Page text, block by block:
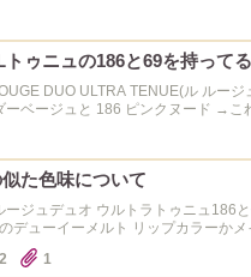
ゥニュの186と69を持って
DUO ULTRA TENUE(ル ルージ
見ててもほぼ同じに見えます。 両方持って
た色味について
ージュデュオ ウルトラトゥニュ186
デューイーメルト リップカラーか
似た様なカラーはありますか？
1